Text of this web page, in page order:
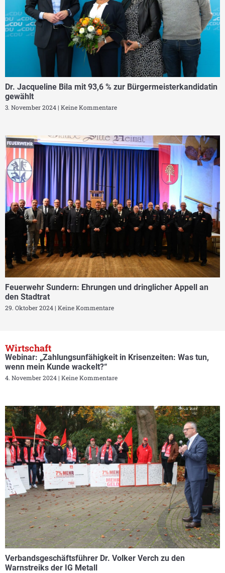
Dr. Jacqueline Bila mit 93,6 % zur Bürgermeisterkandidatin
gewählt
3. November 2024 Keine Kommentare
Feuerwehr Sundern: Ehrungen und dringlicher Appell an
den Stadtrat
29. Oktober 2024 Keine Kommentare
Wirtschaft
Webinar: „Zahlungsunfähigkeit in Krisenzeiten: Was tun,
wenn mein Kunde wackelt?“
4. November 2024 Keine Kommentare
Verbandsgeschäftsführer Dr. Volker Verch zu den
Warnstreiks der IG Metall